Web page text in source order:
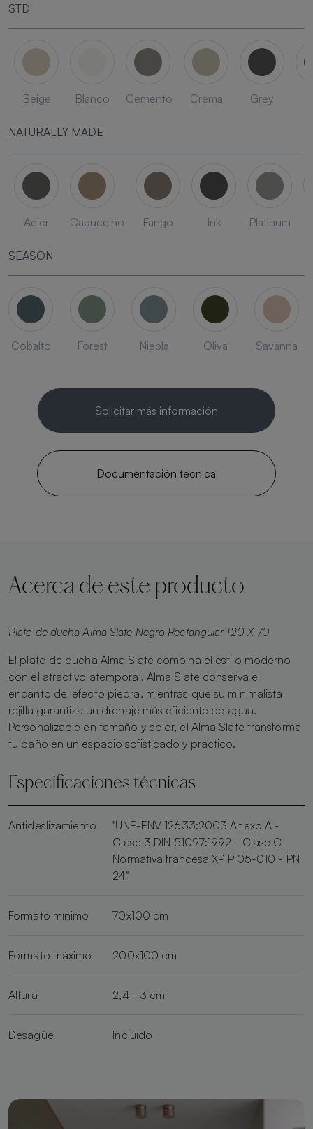
STD
Beige Blanco Cemento Crema Grey
NATURALLY MADE
Acier Capuccino Fango Ink Platinum
SEASON
Cobalto Forest Niebla Oliva Savanna
Solicitar más información
Documentación técnica
Acerca de este producto
Plato de ducha Alma Slate Negro Rectangular 120 X 70
El plato de ducha Alma Slate combina el estilo moderno
con el atractivo atemporal. Alma Slate conserva el
encanto del efecto piedra, mientras que su minimalista
rejilla garantiza un drenaje más eficiente de agua.
Personalizable en tamaño y color, el Alma Slate transforma
tu baño en un espacio sofisticado y práctico.
Especificaciones técnicas
Antideslizamiento
"UNE-ENV 12633:2003 Anexo A -
Clase 3 DIN 51097:1992 - Clase C
Normativa francesa XP P 05-010 - PN
24"
Formato mínimo 70x100 cm
Formato máximo 200x100 cm
Altura 2,4 - 3 cm
Desagüe Incluido